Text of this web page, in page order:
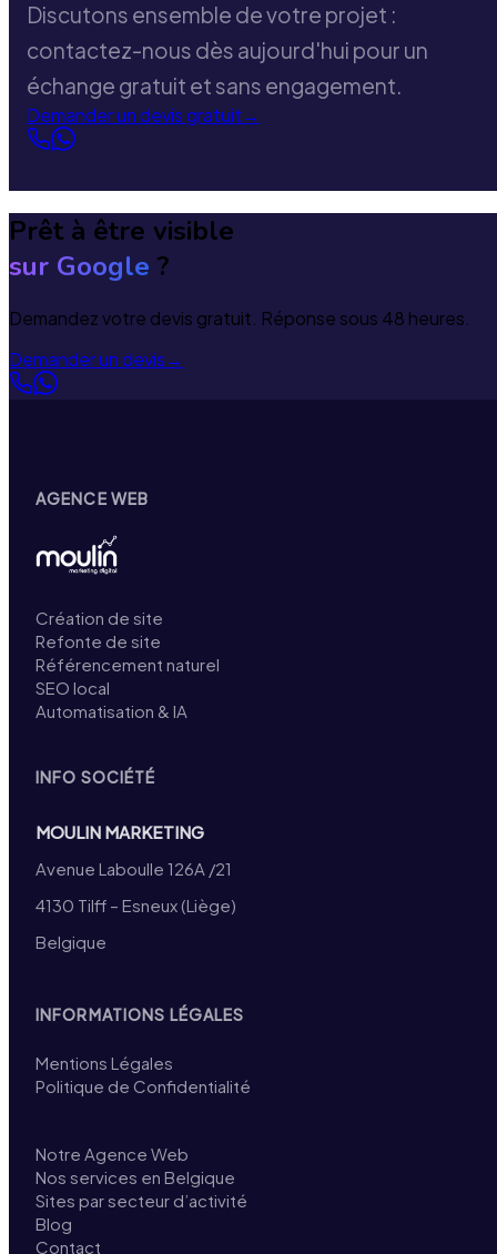
Discutons ensemble de votre projet :
contactez-nous dès aujourd'hui pour un
échange gratuit et sans engagement.
Demander un devis gratuit→
Prêt à être visible
sur Google ?
Demandez votre devis gratuit. Réponse sous 48 heures.
Demander un devis→
AGENCE WEB
Création de site
Refonte de site
Référencement naturel
SEO local
Automatisation & IA
INFO SOCIÉTÉ
MOULIN MARKETING
Avenue Laboulle 126A /21
4130 Tilff – Esneux (Liège)
Belgique
INFORMATIONS LÉGALES
Mentions Légales
Politique de Confidentialité
Notre Agence Web
Nos services en Belgique
Sites par secteur d’activité
Blog
Contact